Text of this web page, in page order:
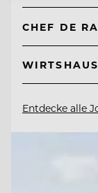
CHEF DE
Entdecke alle